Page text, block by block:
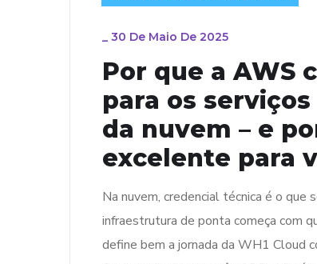
_ 30 De Maio De 2025
Por que a AWS
para os
da nuvem – e
excelente para
Na nuvem, credencial técnica é o que
infraestrutura de ponta começa com
define bem a jornada da WH1 Cloud